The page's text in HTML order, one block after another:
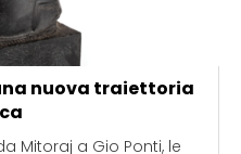
nuova traiettoria
Mitoraj a Gio Ponti, le